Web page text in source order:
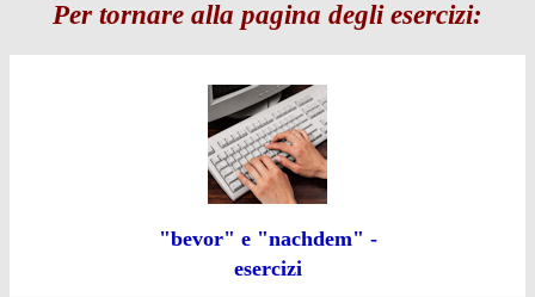
Per tornare alla pagina degli esercizi:
"bevor" e "nachdem" -
esercizi